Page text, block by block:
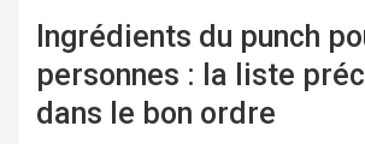
Ingrédients du punch
personnes : la liste
dans le bon ordre